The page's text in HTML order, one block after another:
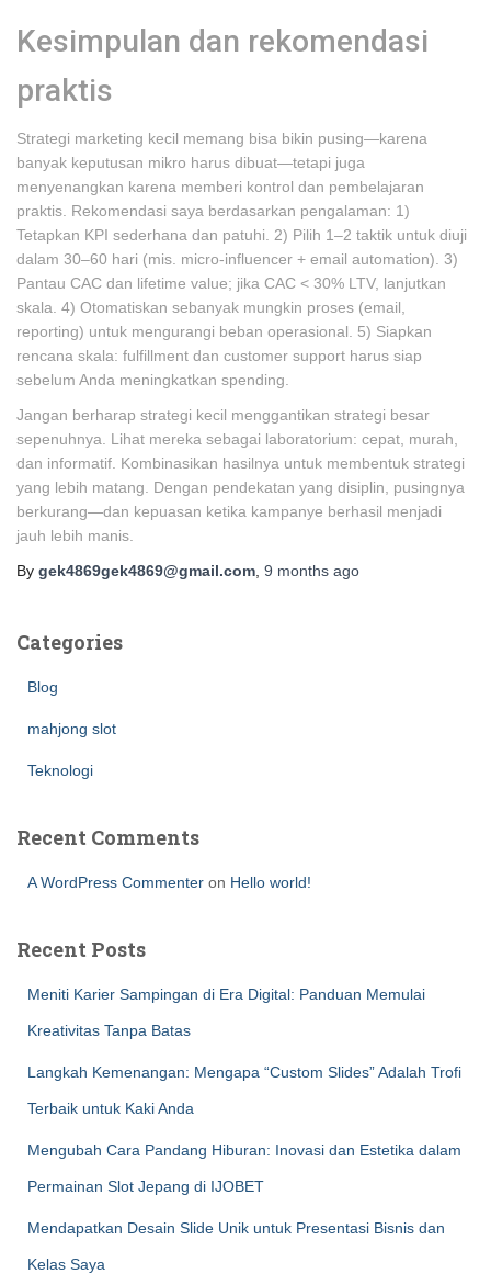
Kesimpulan dan rekomendasi
praktis
Strategi marketing kecil memang bisa bikin pusing—karena
banyak keputusan mikro harus dibuat—tetapi juga
menyenangkan karena memberi kontrol dan pembelajaran
praktis. Rekomendasi saya berdasarkan pengalaman: 1)
Tetapkan KPI sederhana dan patuhi. 2) Pilih 1–2 taktik untuk diuji
dalam 30–60 hari (mis. micro-influencer + email automation). 3)
Pantau CAC dan lifetime value; jika CAC < 30% LTV, lanjutkan
skala. 4) Otomatiskan sebanyak mungkin proses (email,
reporting) untuk mengurangi beban operasional. 5) Siapkan
rencana skala: fulfillment dan customer support harus siap
sebelum Anda meningkatkan spending.
Jangan berharap strategi kecil menggantikan strategi besar
sepenuhnya. Lihat mereka sebagai laboratorium: cepat, murah,
dan informatif. Kombinasikan hasilnya untuk membentuk strategi
yang lebih matang. Dengan pendekatan yang disiplin, pusingnya
berkurang—dan kepuasan ketika kampanye berhasil menjadi
jauh lebih manis.
By gek4869gek4869@gmail.com 9 months ago
Categories
Blog
mahjong slot
Teknologi
Recent Comments
A WordPress Commenter on Hello world!
Recent Posts
Meniti Karier Sampingan di Era Digital: Panduan Memulai
Kreativitas Tanpa Batas
Langkah Kemenangan: Mengapa “Custom Slides” Adalah Trofi
Terbaik untuk Kaki Anda
Mengubah Cara Pandang Hiburan: Inovasi dan Estetika dalam
Permainan Slot Jepang di IJOBET
Mendapatkan Desain Slide Unik untuk Presentasi Bisnis dan
Kelas Saya